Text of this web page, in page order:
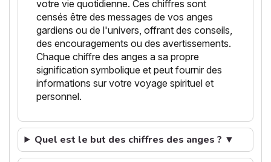
votre vie quotidienne. Ces chiffres sont
censés être des messages de vos anges
gardiens ou de l'univers, offrant des conseils,
des encouragements ou des avertissements.
Chaque chiffre des anges a sa propre
signification symbolique et peut fournir des
informations sur votre voyage spirituel et
personnel.
Quel est le but des chiffres des anges ? ▼